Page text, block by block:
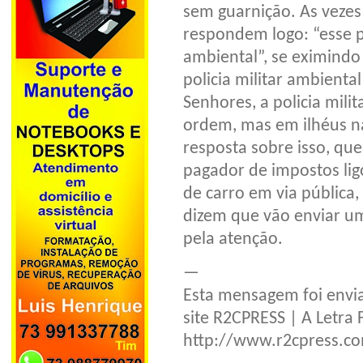
sem guarnição. As
respondem logo:
ambiental”, se
policia militar
Senhores, a policia
ordem, mas em ilhéus
resposta sobre isso,
pagador de impostos
de carro em via
dizem que vão enviar
pela atenção.
—
Esta mensagem foi
site R2CPRESS | A
http://